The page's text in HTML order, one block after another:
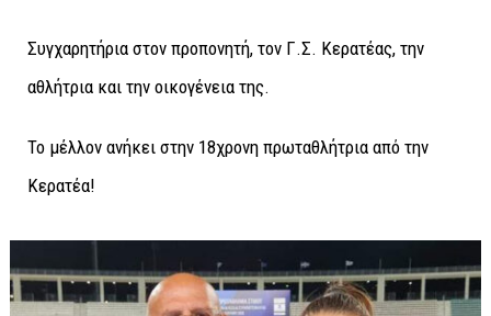
Συγχαρητήρια στον προπονητή, τον Γ.Σ. Κερατέας, την
αθλήτρια και την οικογένεια της.
Το μέλλον ανήκει στην 18χρονη πρωταθλήτρια από την
Κερατέα!